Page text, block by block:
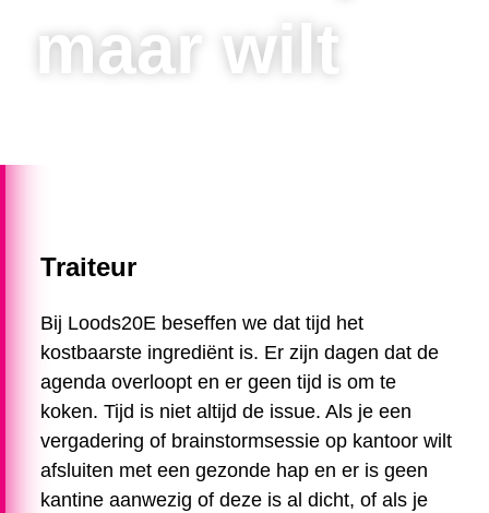
maar wilt
Traiteur
Bij Loods20E beseffen we dat tijd het
kostbaarste ingrediënt is. Er zijn dagen dat de
agenda overloopt en er geen tijd is om te
koken. Tijd is niet altijd de issue. Als je een
vergadering of brainstormsessie op kantoor wilt
afsluiten met een gezonde hap en er is geen
kantine aanwezig of deze is al dicht, of als je